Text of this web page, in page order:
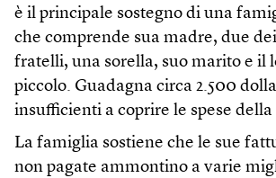
è il principale sostegno di una
che comprende sua madre, due
fratelli, una sorella, suo marito e il
piccolo. Guadagna circa 2.500
insufficienti a coprire le spese
La famiglia sostiene che le sue
non pagate ammontino a varie